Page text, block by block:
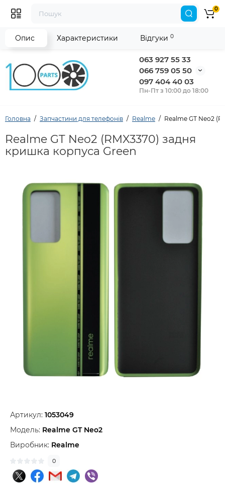
063 927 55 33
066 759 05 50
097 404 40 03
Пн-Пт з 10:00 до 18:00
0
Головна Запчастини для телефонів Realme Realme GT Neo2
Realme GT Neo2 (RMX3370) задня
кришка корпуса Green
Артикул: 1053049
Модель: Realme GT Neo2
Виробник: Realme
0
Опис Характеристики Відгуки 0